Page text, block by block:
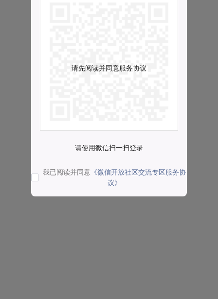
请先阅读并同意服务协议
请使用微信扫一扫登录
我已阅读并同意 《微信开放社区交流专区服务协
议》